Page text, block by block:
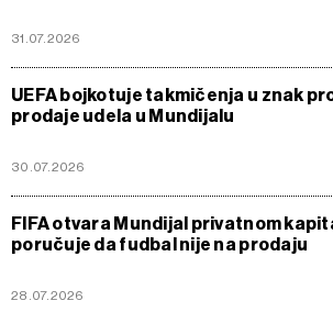
31.07.2026
UEFA bojkotuje takmičenja u znak
prodaje udela u Mundijalu
30.07.2026
FIFA otvara Mundijal privatnom
poručuje da fudbal nije na prodaju
28.07.2026